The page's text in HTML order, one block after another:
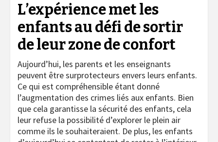
L’expérience met les
enfants au défi de sortir
de leur zone de confort
Aujourd’hui, les parents et les enseignants
peuvent être surprotecteurs envers leurs enfants.
Ce qui est compréhensible étant donné
l’augmentation des crimes liés aux enfants. Bien
que cela garantisse la sécurité des enfants, cela
leur refuse la possibilité d’explorer le plein air
comme ils le souhaiteraient. De plus, les enfants